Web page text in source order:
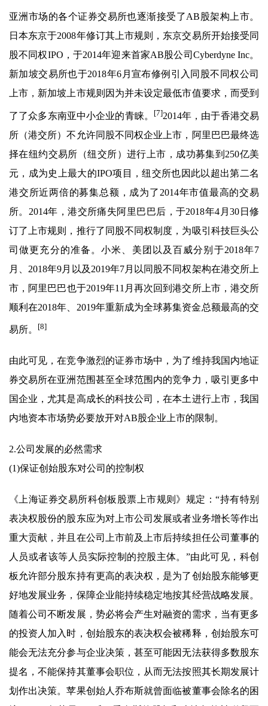
亚洲市场的各个证券交易所也逐渐接受了AB股架构上市。
日本东京于2008年修订其上市规则，东京交易所开始接受同
股不同权IPO，于2014年迎来首家AB股公司Cyberdyne Inc。
新加坡交易所也于2018年6月宣布修例引入同股不同权公司
上市，新加坡上市规则因为并未设定最低市值要求，而受到
了了众多东南亚中小企业的青睐。 [7]2014年，由于香港交易
所（港交所）不允许同股不同权企业上市，阿里巴巴最终选
择在纽约交易所（纽交所）进行上市，成功募集到250亿美
元，成为史上最大的IPO项目，纽交所也因此以超出第二名
港交所近两倍的募集总额，成为了2014年市值最高的交易
所。2014年，港交所痛失阿里巴巴后，于2018年4月30日修
订了上市规则，推行了同股不同权制度，为吸引科技巨头公
司做更充分的准备。小米、美团以及百威分别于2018年7
月、2018年9月以及2019年7月以同股不同权架构在港交所上
市，阿里巴巴也于2019年11月再次回到港交所上市，港交所
顺利在2018年、2019年重新成为全球募集资金总额最高的交
易所。 [8]
由此可见，在竞争激烈的证券市场中，为了维持我国内地证
券交易所在亚洲范围甚至全球范围内的竞争力，吸引更多中
国企业，尤其是高成长的科技公司，在本土进行上市，我国
内地资本市场势必要放开对AB股企业上市的限制。
2.公司发展的必然需求
(1)保证创始股东对公司的控制权
《上海证券交易所科创板股票上市规则》规定：“持有特别
表决权股份的股东应为对上市公司发展或者业务增长等作出
重大贡献，并且在公司上市前及上市后持续担任公司董事的
人员或者该等人员实际控制的控股主体。”由此可见，科创
板允许部分股东持有更高的表决权，是为了创始股东能够更
好地发展业务，保障企业能持续稳定地按其经营战略发展。
随着公司不断发展，势必将会产生对融资的需求，当有更多
的投资人加入时，创始股东的表决权会被稀释，创始股东可
能会无法充分参与企业决策，甚至可能因无法获得多数股东
提名，不能保持其董事会职位，从而无法按照其长期发展计
划作出决策。苹果创始人乔布斯就曾面临被董事会除名的困